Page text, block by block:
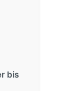
bis